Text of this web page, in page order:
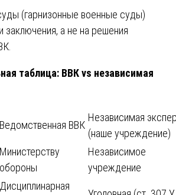
(гарнизонные военные суды)
заключения, а не на решения
таблица: ВВК vs независимая
Ведомственная ВВК
Независимая
(наше учреждение)
Министерству
обороны
Независимое
учреждение
Дисциплинарная